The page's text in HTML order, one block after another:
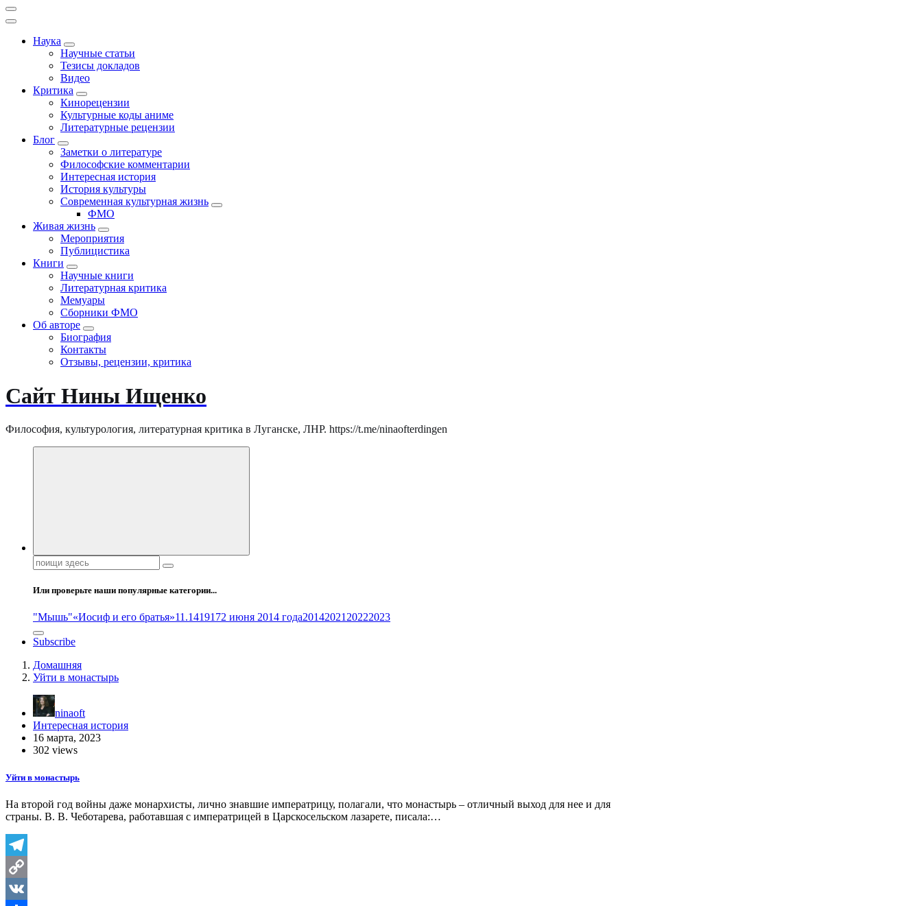
Наука
Научные статьи
Тезисы докладов
Видео
Критика
Кинорецензии
Культурные коды аниме
Литературные рецензии
Блог
Заметки о литературе
Философские комментарии
Интересная история
История культуры
Современная культурная жизнь
ФМО
Живая жизнь
Мероприятия
Публицистика
Книги
Научные книги
Литературная критика
Мемуары
Сборники ФМО
Об авторе
Биография
Контакты
Отзывы, рецензии, критика
Сайт Нины Ищенко
Философия, культурология, литературная критика в Луганске, ЛНР. https://t.me/ninaofterdingen
Поиск:
Или проверьте наши популярные категории...
"Мышь"«Иосиф и его братья»11.1419172 июня 2014 года2014202120222023
Subscribe
Домашняя
Уйти в монастырь
ninaoft
Интересная история
16 марта, 2023
302 views
Уйти в монастырь
На второй год войны даже монархисты, лично знавшие императрицу, полагали, что монастырь – отличный выход для нее и для
страны. В. В. Чеботарева, работавшая с императрицей в Царскосельском лазарете, писала:…
Telegram
Copy